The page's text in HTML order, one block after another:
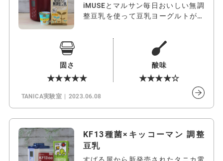
iMUSEとマルサン毎日おいしい無調
整豆乳を使って豆乳ヨーグルトがで
固さ
★★★★★
酸味
★★★★☆
TANICA実験室 2023.06.08
KF13種菌×キッコーマン 調整
豆乳